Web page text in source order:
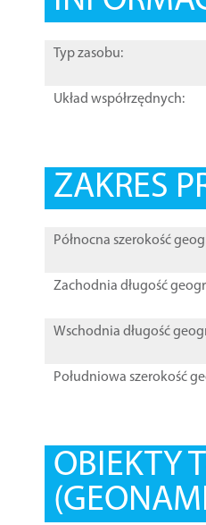
Typ zasobu:
Układ współrzędnych:
ZAKRES
Północna szerokość
Zachodnia długość
Wschodnia długość
Południowa szerokość
OBIEKTY